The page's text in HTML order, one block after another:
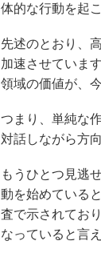
体的な行動を起
先述のとおり、
加速させていま
領域の価値が、
つまり、単純な
対話しながら方
もうひとつ見逃
動を始めている
査で示されてお
なっていると言え